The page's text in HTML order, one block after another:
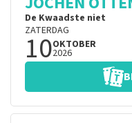
De Kwaadste niet
ZATERDAG
10OKTOBER
2026